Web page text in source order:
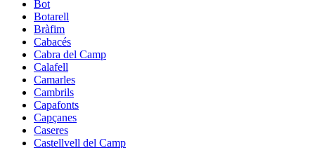
Bot
Botarell
Bràfim
Cabacés
Cabra del Camp
Calafell
Camarles
Cambrils
Capafonts
Capçanes
Caseres
Castellvell del Camp